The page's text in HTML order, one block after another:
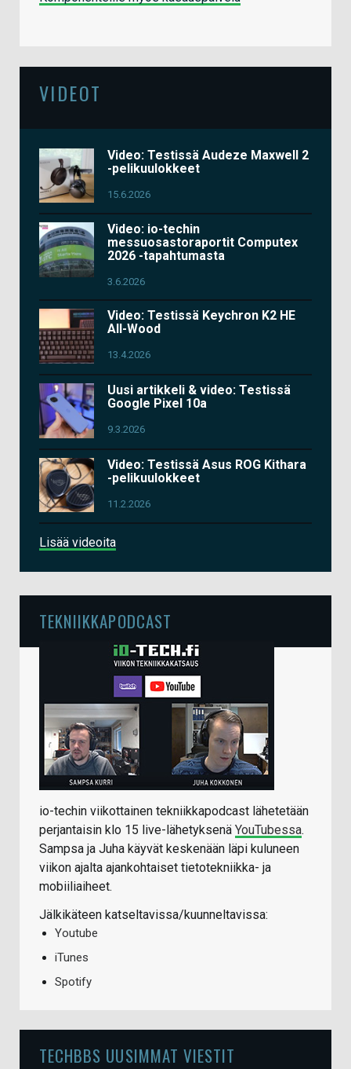
VIDEOT
Video: Testissä Audeze Maxwell 2
-pelikuulokkeet
15.6.2026
Video: io-techin
messuosastoraportit Computex
2026 -tapahtumasta
3.6.2026
Video: Testissä Keychron K2 HE
All-Wood
13.4.2026
Uusi artikkeli & video: Testissä
Google Pixel 10a
9.3.2026
Video: Testissä Asus ROG Kithara
-pelikuulokkeet
11.2.2026
Lisää videoita
TEKNIIKKAPODCAST
io-techin viikottainen tekniikkapodcast lähetetään
perjantaisin klo 15 live-lähetyksenä YouTubessa.
Sampsa ja Juha käyvät keskenään läpi kuluneen
viikon ajalta ajankohtaiset tietotekniikka- ja
mobiiliaiheet.
Jälkikäteen katseltavissa/kuunneltavissa:
Youtube
iTunes
Spotify
TECHBBS UUSIMMAT VIESTIT